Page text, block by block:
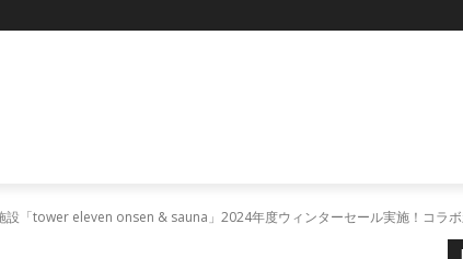
設「tower eleven onsen & sauna」2024年度ウィンターセール実施！コラ